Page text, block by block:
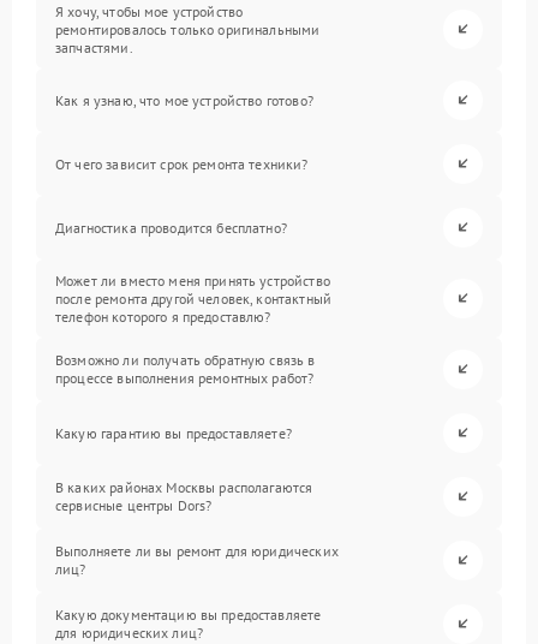
Я хочу, чтобы мое устройство
ремонтировалось только оригинальными
запчастями.
Как я узнаю, что мое устройство готово?
От чего зависит срок ремонта техники?
Диагностика проводится бесплатно?
Может ли вместо меня принять устройство
после ремонта другой человек, контактный
телефон которого я предоставлю?
Возможно ли получать обратную связь в
процессе выполнения ремонтных работ?
Какую гарантию вы предоставляете?
В каких районах Москвы располагаются
сервисные центры Dors?
Выполняете ли вы ремонт для юридических
лиц?
Какую документацию вы предоставляете
для юридических лиц?